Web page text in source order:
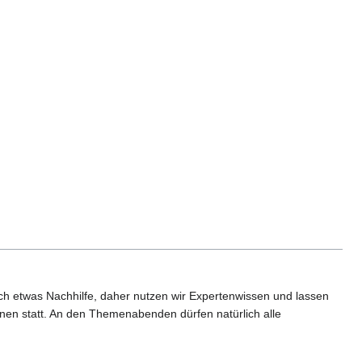
etwas Nachhilfe, daher nutzen wir Expertenwissen und lassen
statt. An den Themenabenden dürfen natürlich alle